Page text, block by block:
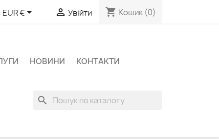
EUR €  Увійти shopping_cart Кошик (0)
НОВИНИ
КОНТАКТИ
search